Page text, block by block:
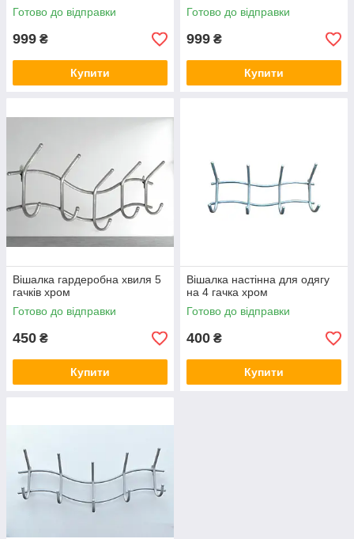
Готово до відправки
999 ₴
Купити
Готово до відправки
999 ₴
Купити
Вішалка гардеробна хвиля 5
гачків хром
Готово до відправки
450 ₴
Купити
Вішалка настінна для одягу
на 4 гачка хром
Готово до відправки
400 ₴
Купити